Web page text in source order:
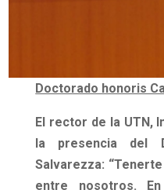
Doctorado honoris
El rector de la UTN,
la presencia del
Salvarezza:
entre nosotros.